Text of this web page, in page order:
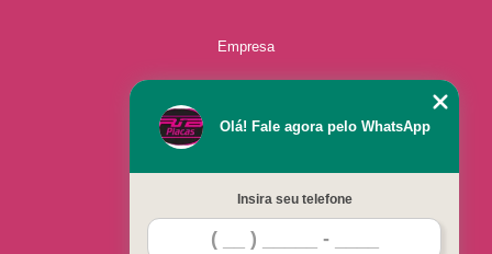
Empresa
Contato
Olá! Fale agora pelo WhatsApp
Insira seu telefone